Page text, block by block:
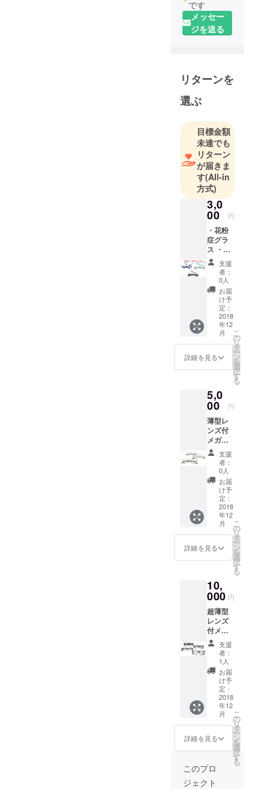
です
メッセー
ジを送る
リターンを
選ぶ
目標金額
未達でも
リターン
が届きま
す(All-in
方式)
3,0
00 円
・花粉
症グラ
ス ・お
風呂メ
ガネ ・
PCグラ
ス 上記
の中か
ら1つお
選びい
ただけ
ます
支援
者：
0人
お届
け予
定：
2018
年12
月
詳細を見る
こ
の
リ
タ
ー
ン
を
選
択
す
る
5,0
00 円
薄型レ
ンズ付
メガ
ネ 1本
写真は
一例で
す。弊
社より
該当商
品の画
像を
メール
にてお
送りし
ます。
その中
好きな
商品を
お選び
いただ
けま
す。 度
数をお
教えい
ただけ
れば、
度付き
レンズ
に加工
してお
送りし
ます。
支援
者：
0人
お届
け予
定：
2018
年12
月
詳細を見る
こ
の
リ
タ
ー
ン
を
選
択
す
る
10,
000 円
超薄型
レンズ
付メガ
ネ 1本
写真は
一例で
す。弊
社より
該当商
品の画
像を
メール
にてお
送りし
ます。
その中
からお
好きな
商品を
支援
者：
1人
お届
け予
定：
2018
年12
月
詳細を見る
こ
の
リ
タ
ー
ン
を
選
択
す
る
このプロ
ジェクト